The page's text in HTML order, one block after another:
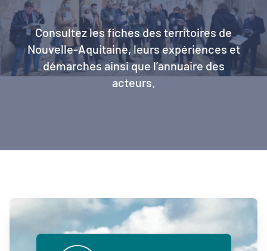
Consultez les fiches des territoires de
Nouvelle-Aquitaine, leurs expériences et
démarches ainsi que l’annuaire des
acteurs.